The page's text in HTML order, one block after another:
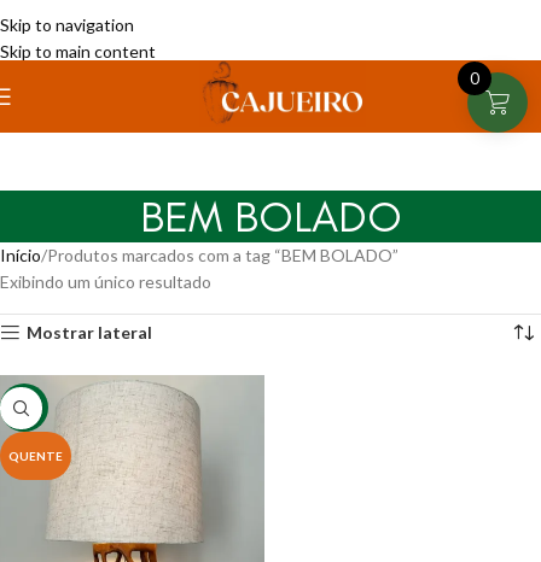
Skip to navigation
Skip to main content
BEM BOLADO
Início Produtos marcados com a tag “BEM BOLADO”
Exibindo um único resultado
Mostrar lateral
-22%
QUENTE
0